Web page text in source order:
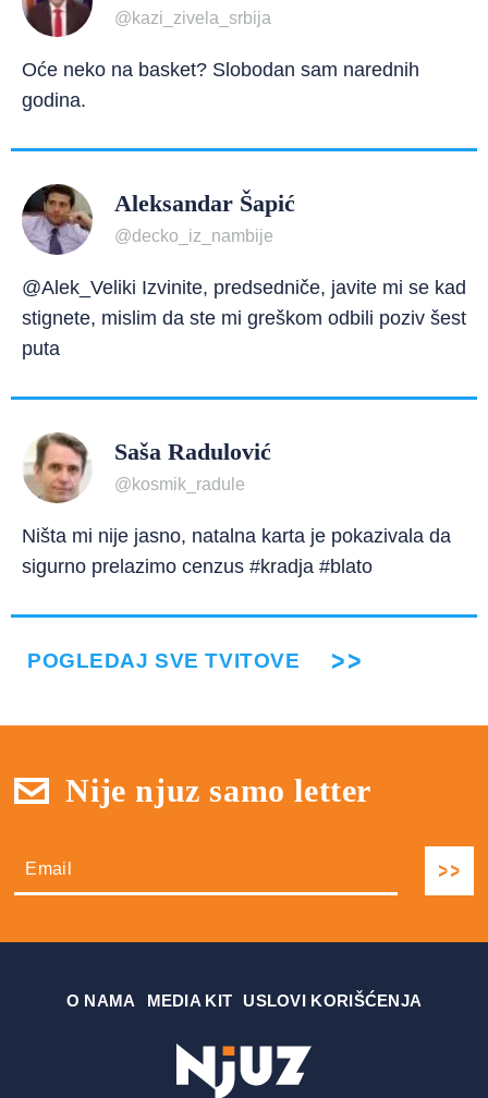
@kazi_zivela_srbija
Oće neko na basket? Slobodan sam narednih
godina.
Aleksandar Šapić
@decko_iz_nambije
@Alek_Veliki Izvinite, predsedniče, javite mi se kad
stignete, mislim da ste mi greškom odbili poziv šest
puta
Saša Radulović
@kosmik_radule
Ništa mi nije jasno, natalna karta je pokazivala da
sigurno prelazimo cenzus #kradja #blato
POGLEDAJ SVE TVITOVE
Nije njuz samo letter
О NAMA MEDIA KIT USLOVI KORIŠĆENJA